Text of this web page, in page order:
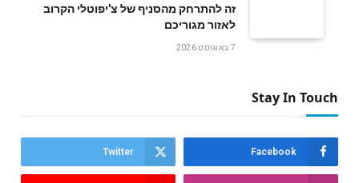
זה להתרחק מהסניף של צ'יפוטלי הקרוב
לאזור מגוריכם
7 באוגוסט 2026
Stay In Touch
Facebook
Twitter